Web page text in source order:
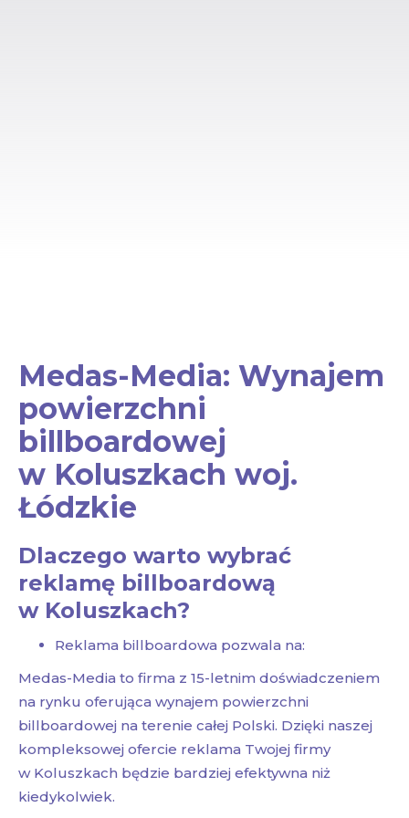
Medas-Media: Wynajem
powierzchni
billboardowej
w Koluszkach woj.
Łódzkie
Dlaczego warto wybrać
reklamę billboardową
w Koluszkach?
Reklama billboardowa pozwala na:
Medas-Media to firma z 15-letnim doświadczeniem
na rynku oferująca wynajem powierzchni
billboardowej na terenie całej Polski. Dzięki naszej
kompleksowej ofercie reklama Twojej firmy
w Koluszkach będzie bardziej efektywna niż
kiedykolwiek.